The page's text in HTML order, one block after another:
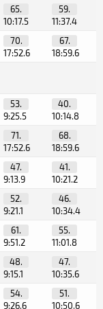
65.
10:17.5
59.
11:37.4
70.
17:52.6
67.
18:59.6
53.
9:25.5
40.
10:14.8
71.
17:52.6
68.
18:59.6
47.
9:13.9
41.
10:21.2
52.
9:21.1
46.
10:34.4
61.
9:51.2
55.
11:01.8
48.
9:15.1
47.
10:35.6
54.
9:26.6
51.
10:50.6